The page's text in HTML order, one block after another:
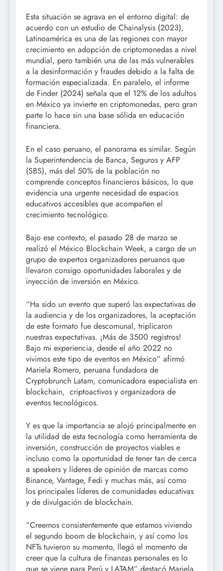
Esta situación se agrava en el entorno digital: de
acuerdo con un estudio de Chainalysis (2023),
Latinoamérica es una de las regiones con mayor
crecimiento en adopción de criptomonedas a nivel
mundial, pero también una de las más vulnerables
a la desinformación y fraudes debido a la falta de
formación especializada. En paralelo, el informe
de Finder (2024) señala que el 12% de los adultos
en México ya invierte en criptomonedas, pero gran
parte lo hace sin una base sólida en educación
financiera.
En el caso peruano, el panorama es similar. Según
la Superintendencia de Banca, Seguros y AFP
(SBS), más del 50% de la población no
comprende conceptos financieros básicos, lo que
evidencia una urgente necesidad de espacios
educativos accesibles que acompañen el
crecimiento tecnológico.
Bajo ese contexto, el pasado 28 de marzo se
realizó el México Blockchain Week, a cargo de un
grupo de expertos organizadores peruanos que
llevaron consigo oportunidades laborales y de
inyección de inversión en México.
“Ha sido un evento que superó las expectativas de
la audiencia y de los organizadores, la aceptación
de este formato fue descomunal, triplicaron
nuestras expectativas. ¡Más de 3500 registros!
Bajo mi experiencia, desde el año 2022 no
vivimos este tipo de eventos en México” afirmó
Mariela Romero, peruana fundadora de
Cryptobrunch Latam, comunicadora especialista en
blockchain, criptoactivos y organizadora de
eventos tecnológicos.
Y es que la importancia se alojó principalmente en
la utilidad de esta tecnología como herramienta de
inversión, construcción de proyectos viables e
incluso como la oportunidad de tener tan de cerca
a speakers y líderes de opinión de marcas como
Binance, Vantage, Fedi y muchas más, así como
los principales líderes de comunidades educativas
y de divulgación de blockchain.
“Creemos consistentemente que estamos viviendo
el segundo boom de blockchain, y así como los
NFTs tuvieron su momento, llegó el momento de
creer que la cultura de finanzas personales es lo